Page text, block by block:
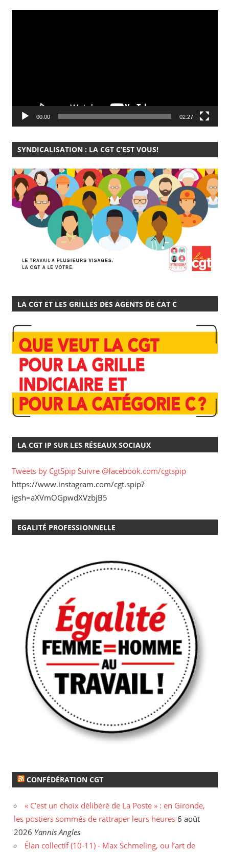
00:00 02:27
SYNDICALISATION : LA CGT C’EST VOUS!
LA CGT ET LES GRILLES DES AGENTS DE CAT C
LA CGT IP SUR LES RÉSEAUX SOCIAUX
Tweets by CgtSpip Suivre @facebook.com/cgtspip
https://www.instagram.com/cgt.spip?
igsh=aXVmOGpwdXVzbjB5
EGALITÉ PROFESSIONNELLE
CONFÉDÉRATION CGT
« C’est un choix délibéré de La Poste » : en Gironde,
les postiers sommés de rattraper leurs heures 6 août
2026 Yannis Angles
Élan collectif (10-11) - Max Schmeling, ou l’art de